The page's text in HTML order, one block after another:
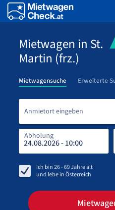
Mietwagen in St.
Martin (frz.)
Mietwagensuche Erweiterte
Anmietort eingeben
Abholung
Ich bin26 - 69Jahre alt
und lebe inÖsterreich